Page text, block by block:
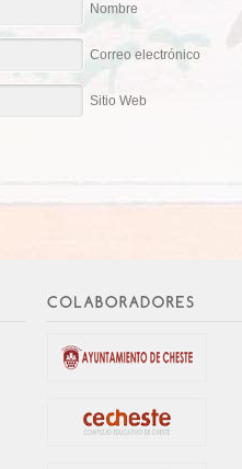
Nombre
Correo electrónico
Sitio Web